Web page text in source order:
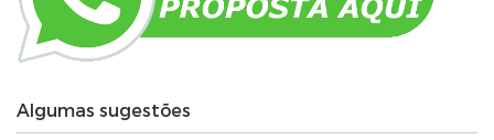
Algumas sugestões